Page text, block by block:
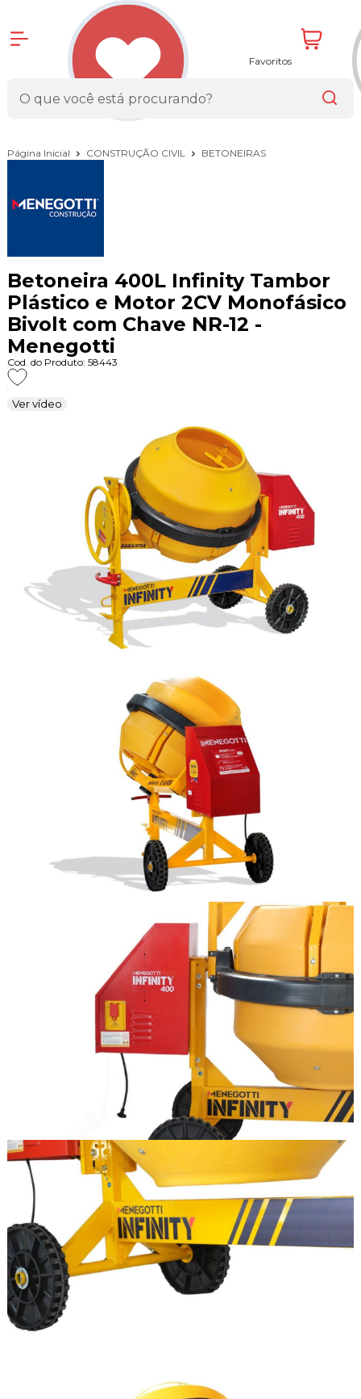
Favoritos
Página Inicial CONSTRUÇÃO CIVIL BETONEIRAS
Betoneira 400L Infinity Tambor
Plástico e Motor 2CV Monofásico
Bivolt com Chave NR-12 -
Menegotti
Cod. do Produto: 58443
Ver vídeo